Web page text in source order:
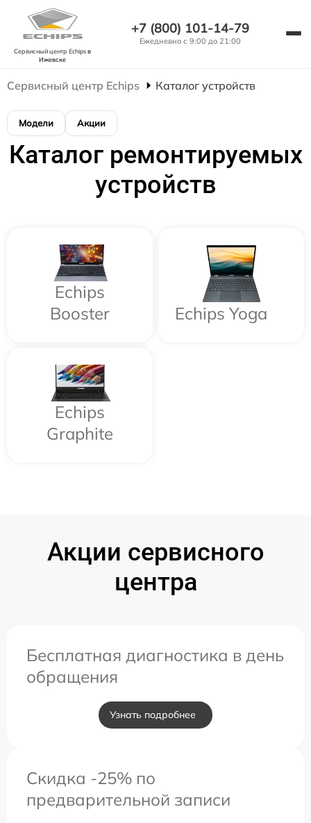
Сервисный центр Echipsв
Ижевске
+7 (800) 101-14-79
Ежедневно с 9:00 до 21:00
Сервисный центр Echips Каталог устройств
Модели Акции
Каталог ремонтируемых
устройств
Echips
Booster
Echips Yoga
Echips
Graphite
Акции сервисного
центра
Бесплатная диагностика в день
обращения
Узнать подробнее
Скидка -25% по
предварительной записи